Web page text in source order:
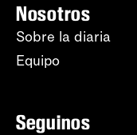
Nosotros
Sobre la diaria
Equipo
Seguinos